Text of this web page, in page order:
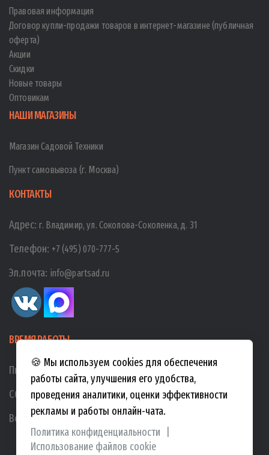
Правовая информация
Договор купли-продажи товаров в интернет-магазине (публичная
оферта)
Акции
Скидки
Новые товары
Оптовикам
НАШИ МАГАЗИНЫ
Магазин Садовой Техники
Пункт самовывоза (г. Москва)
КОНТАКТЫ
Адрес:г. Владимир, ул. Соколова-Соколенка, д. 31
Телефон: +7 (495) 070-777-5
Эл.почта: info@partsad.ru
ВРЕМЯ РАБОТЫ
Пн-Пт: 10:00-19:00
Сб:
10:00-17:00
Вс:
10:00-15:00
🍪 Мы используем cookies для обеспечения
работы сайта, улучшения его удобства,
проведения аналитики, оценки эффективности
рекламы и работы онлайн-чата.
Политика конфиденциальности
Использование файлов cookie